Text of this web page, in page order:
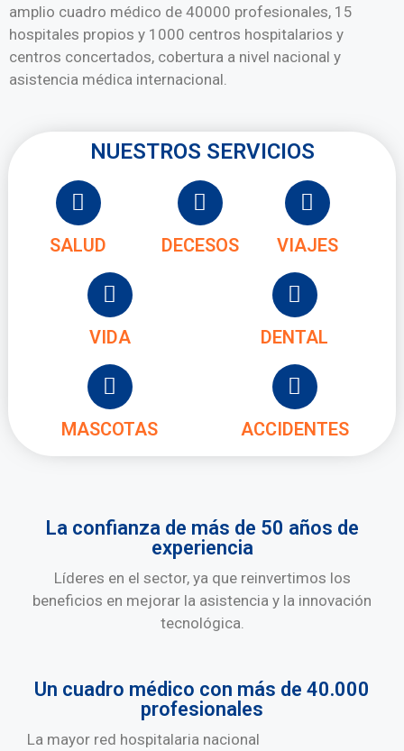
amplio cuadro médico de 40000 profesionales, 15
hospitales propios y 1000 centros hospitalarios y
centros concertados, cobertura a nivel nacional y
asistencia médica internacional.
NUESTROS SERVICIOS
SALUD DECESOS VIAJES
VIDA DENTAL
MASCOTAS ACCIDENTES
La confianza de más de 50 años de
experiencia
Líderes en el sector, ya que reinvertimos los
beneficios en mejorar la asistencia y la innovación
tecnológica.
Un cuadro médico con más de 40.000
profesionales
La mayor red hospitalaria nacional